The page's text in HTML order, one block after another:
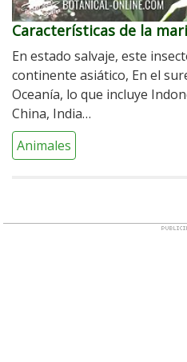
Características de la
En estado salvaje, este
continente asiático, En el
Oceanía, lo que incluye
China, India…
Animales